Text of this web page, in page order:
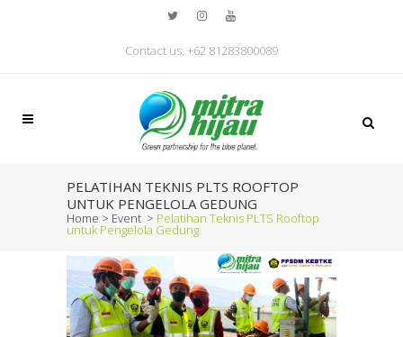
Contact us: +62 81283800089
PELATIHAN TEKNIS PLTS ROOFTOP
UNTUK PENGELOLA GEDUNG
Home > Event > Pelatihan Teknis PLTS Rooftop
untuk Pengelola Gedung